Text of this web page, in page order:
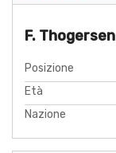
F. Thogersen
Posizione
Età
Nazione